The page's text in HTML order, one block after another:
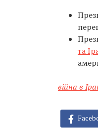
та
війна в